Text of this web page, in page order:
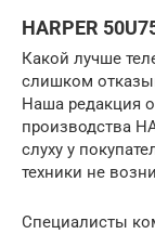
HARPER
Какой лучше
слишком
Наша редакция
производства
слуху у
техники не
Специалисты